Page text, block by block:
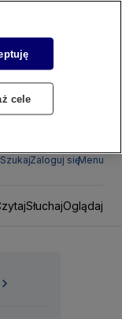
SzukajZaloguj sięMenu
SłuchajOglądaj
cele